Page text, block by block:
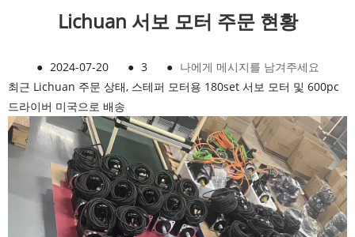
Lichuan 서보 모터 주문 현황
● 2024-07-20 ● 3 ● 나에게 메시지를 남겨주세요
최근 Lichuan 주문 상태, 스테퍼 모터용 180set 서보 모터 및 600pc
드라이버 미국으로 배송